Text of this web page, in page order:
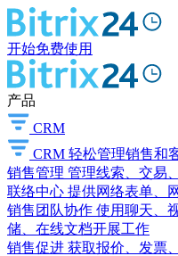
开始免费使用
产品
CRM
CRM 轻松管理销售和
销售管理 管理线索、交易
联络中心 提供网络表单、
销售团队协作 使用聊天、
储、在线文档开展工作
销售促进 获取报价、发票